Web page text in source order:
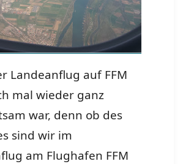
Landeanflug auf FFM
mal wieder ganz
war, denn ob des
sind wir im
am Flughafen FFM